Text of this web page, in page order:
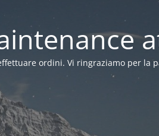
ordini. Vi ringraziamo per la